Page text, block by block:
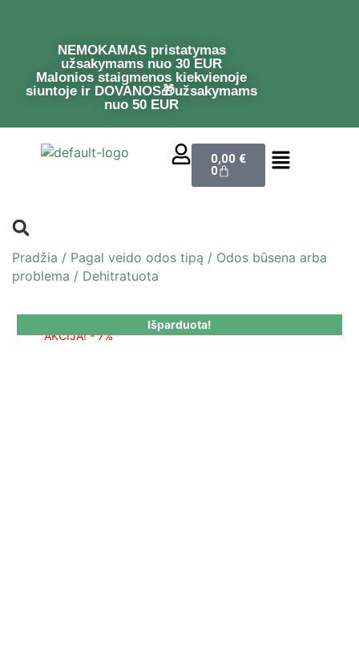
NEMOKAMAS pristatymas
užsakymams nuo 30 EUR
Malonios staigmenos kiekvienoje
siuntoje ir DOVANOS🎁užsakymams
nuo 50 EUR
0,00 €
0
Pradžia / Pagal veido odos tipą / Odos būsena arba
problema / Dehitratuota
AKCIJA! - 7%
Išparduota!